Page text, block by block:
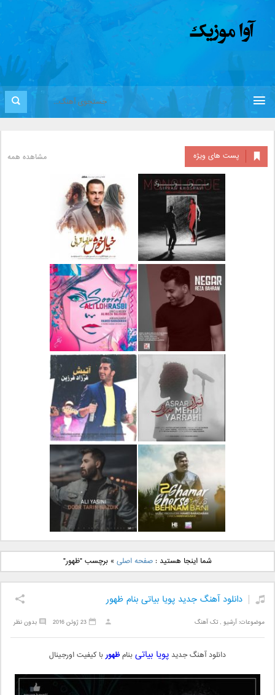
پست های ویژه مشاهده همه
دانلود آلبوم جدید سیروان
خسروی بنام مونولوگ
دانلود آهنگ جدید علیرضا
قربانی بنام خیال خوش
دانلود آهنگ جدید رضا
بهرام بنام نگار
دانلود آهنگ جدید علی
لهراسبی بنام صورت
دانلود آهنگ جدید مهدی
یراحی بنام اسرار
دانلود آهنگ جدید فرزاد
فرزین بنام آتیش
دانلود آهنگ جدید بهنام
بانی بنام قرص قمر 2
دانلود آهنگ جدید علی
یاسینی بنام دورترین نزدیک
شما اینجا هستید :صفحه اصلی »برچسب "ظهور"
دانلود آهنگ جدید پویا بیاتی بنام ظهور
موضوعات:آرشیو ,تک آهنگ بدون نظر 23 ژوئن 2016
دانلود آهنگ جدید پویا بیاتیبنامظهوربا کیفیت اورجینال